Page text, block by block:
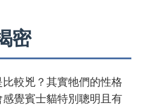
密
較兇？其實牠們的性格
覺賓士貓特別聰明且有